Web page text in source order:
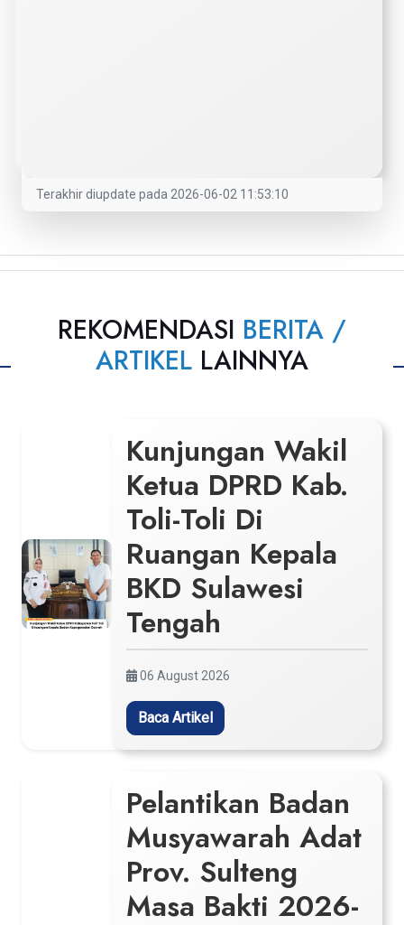
Terakhir diupdate pada 2026-06-02 11:53:10
REKOMENDASI BERITA /
ARTIKEL LAINNYA
Kunjungan Wakil
Ketua DPRD Kab.
Toli-Toli Di
Ruangan Kepala
BKD Sulawesi
Tengah
06 August 2026
Baca Artikel
Pelantikan Badan
Musyawarah Adat
Prov. Sulteng
Masa Bakti 2026-